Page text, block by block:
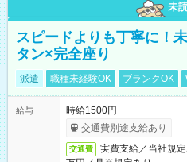
未
スピードよりも丁寧に！
タン×完全座り
派遣 職種未経験OK ブランクOK
給与
時給1500円
交通費別途支給あり
交通費
実費支給／当社規